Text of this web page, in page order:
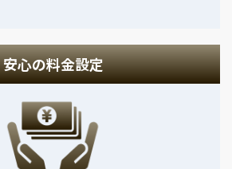
安心の料金設定